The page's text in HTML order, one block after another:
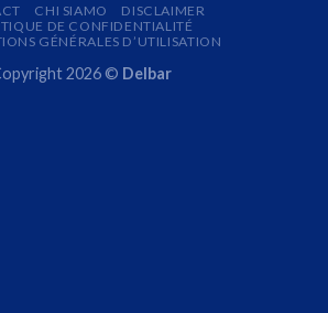
CHI SIAMO
DISCLAIMER
DE CONFIDENTIALITÉ
GÉNÉRALES D’UTILISATION
2026 © Delbar